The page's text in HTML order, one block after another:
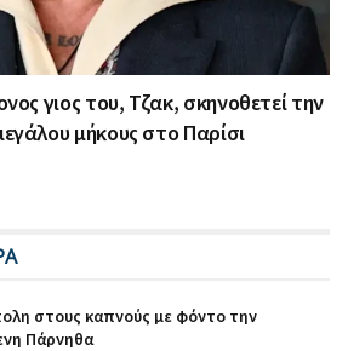
γιος του, Τζακ, σκηνοθετεί την
μήκους στο Παρίσι
στους καπνούς με φόντο την
Πάρνηθα